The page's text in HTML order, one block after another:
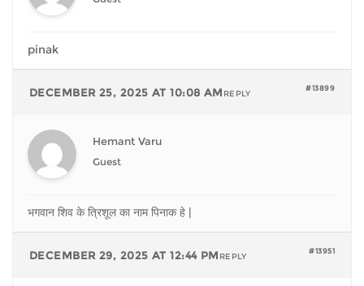
pinak
DECEMBER 25, 2025 AT 10:08 AM #13899
REPLY
Hemant Varu
Guest
भगवान शिव के त्रिशूल का नाम पिनाक हे |
DECEMBER 29, 2025 AT 12:44 PM #13951
REPLY